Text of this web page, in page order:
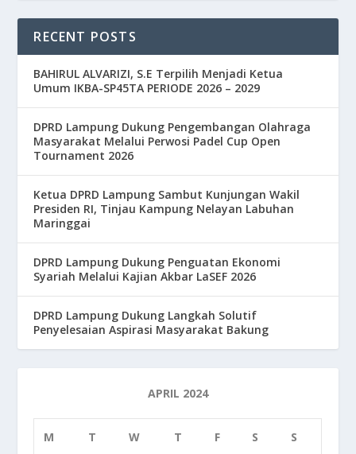
RECENT POSTS
BAHIRUL ALVARIZI, S.E Terpilih Menjadi Ketua
Umum IKBA-SP45TA PERIODE 2026 – 2029
DPRD Lampung Dukung Pengembangan Olahraga
Masyarakat Melalui Perwosi Padel Cup Open
Tournament 2026
Ketua DPRD Lampung Sambut Kunjungan Wakil
Presiden RI, Tinjau Kampung Nelayan Labuhan
Maringgai
DPRD Lampung Dukung Penguatan Ekonomi
Syariah Melalui Kajian Akbar LaSEF 2026
DPRD Lampung Dukung Langkah Solutif
Penyelesaian Aspirasi Masyarakat Bakung
APRIL 2024
M T W T F S S